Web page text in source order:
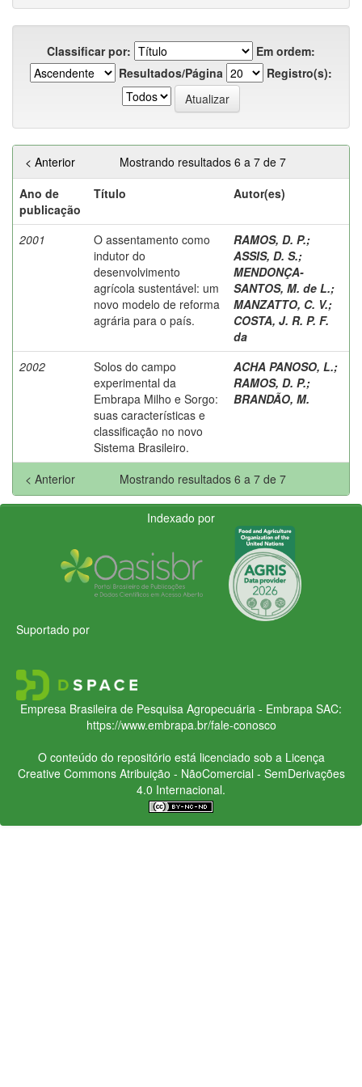
Classificar por:
Em ordem:
Resultados/Página
Registro(s):
Mostrando resultados 6 a 7 de 7
< Anterior
Ano de
publicação
Título Autor(es)
2001
O assentamento como
indutor do
desenvolvimento
agrícola sustentável: um
novo modelo de reforma
agrária para o país.
RAMOS, D. P.;
ASSIS, D. S.;
MENDONÇA-
SANTOS, M. de L.;
MANZATTO, C. V.;
COSTA, J. R. P. F.
da
2002
Solos do campo
experimental da
Embrapa Milho e Sorgo:
suas características e
classificação no novo
Sistema Brasileiro.
ACHA PANOSO, L.;
RAMOS, D. P.;
BRANDÃO, M.
Mostrando resultados 6 a 7 de 7
< Anterior
Indexado por
Suportado por
Empresa Brasileira de Pesquisa Agropecuária - Embrapa SAC:
https://www.embrapa.br/fale-conosco
O conteúdo do repositório está licenciado sob a Licença
Creative CommonsAtribuição - NãoComercial - SemDerivações
4.0 Internacional.